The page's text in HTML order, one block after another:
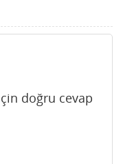
doğru cevap